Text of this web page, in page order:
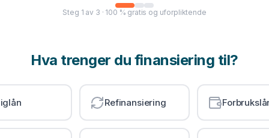
Steg 1 av 3 · 100 % gratis og uforpliktende
Hva trenger du finansiering til?
Refinansiering